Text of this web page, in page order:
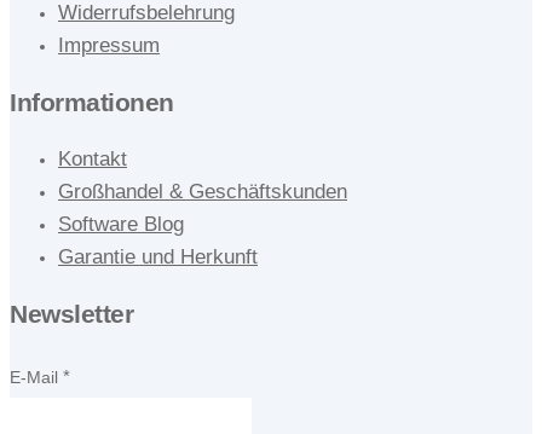
Widerrufsbelehrung
Impressum
Informationen
Kontakt
Großhandel & Geschäftskunden
Software Blog
Garantie und Herkunft
Newsletter
E-Mail